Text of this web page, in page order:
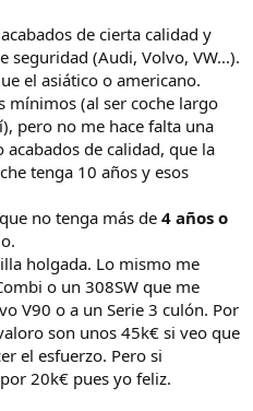
de cierta calidad y
seguridad (Audi, Volvo, VW...).
el asiático o americano.
mínimos (al ser coche largo
pero no me hace falta una
de calidad, que la
tenga 10 años y esos
no tenga más de 4 años o
holgada. Lo mismo me
o un 308SW que me
V90 o a un Serie 3 culón. Por
son unos 45k€ si veo que
el esfuerzo. Pero si
20k€ pues yo feliz.